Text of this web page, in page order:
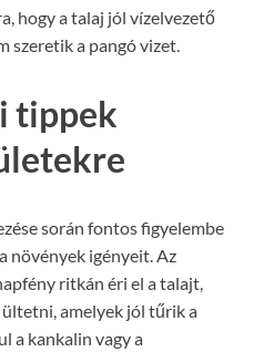
hogy a talaj jól vízelvezető
szeretik a pangó vizet.
tippek
során fontos figyelembe
növények igényeit. Az
ritkán éri el a talajt,
amelyek jól tűrik a
a kankalin vagy a